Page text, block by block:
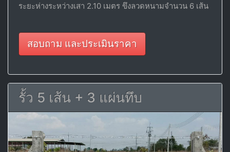
ระยะห่างระหว่างเสา 2.10 เมตร ขึงลวดหนามจำนวน 6 เส้น
สอบถาม และประเมินราคา
รั้ว 5 เส้น + 3 แผ่นทึบ